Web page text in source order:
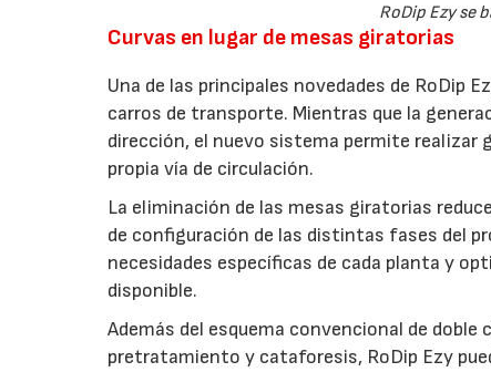
RoDip Ezy se
Curvas en lugar de mesas giratorias
Una de las principales novedades de RoDip
carros de transporte. Mientras que la
dirección, el nuevo sistema permite realizar
propia vía de circulación.
La eliminación de las mesas giratorias
de configuración de las distintas fases del
necesidades específicas de cada planta y
disponible.
Además del esquema convencional de
pretratamiento y cataforesis, RoDip Ezy